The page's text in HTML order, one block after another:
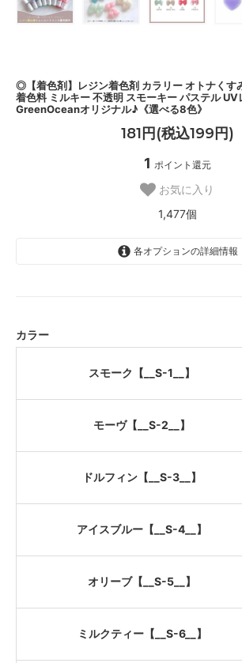
◎【着色剤】レジン着色剤 カラリー オトナくす
着色料 ミルキー 不透明 スモーキー パステル UV
GreenOceanオリジナル♪《選べる8色》
181円(税込199円)
1 ポイント還元
お気に入り
1,477個
各オプションの詳細情報
カラー
スモーク【__S-1__】
モーヴ【__S-2__】
ドルフィン【__S-3__】
アイスブルー【__S-4__】
オリーブ【__S-5__】
ミルクティー【__S-6__】